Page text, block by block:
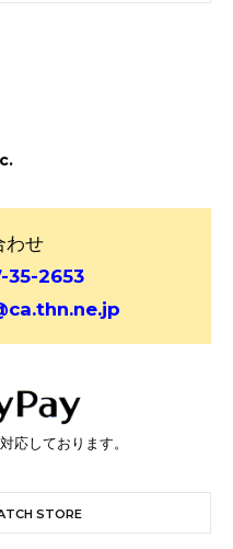
わせ
35-2653
応しております。
STORE